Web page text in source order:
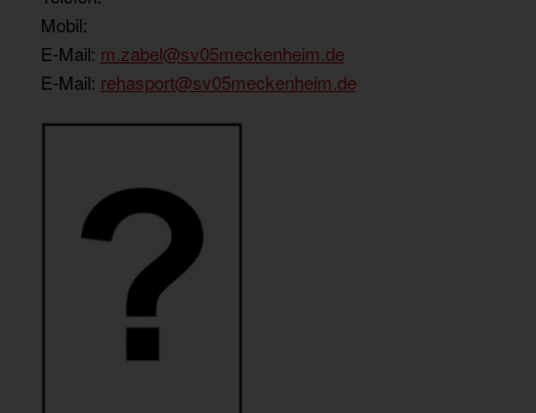
Mobil:
E-Mail: m.zabel@sv05meckenheim.de
E-Mail: rehasport@sv05meckenheim.de